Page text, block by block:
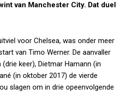
van Manchester City. Dat duel
voor Chelsea, was onder meer
van Timo Werner. De aanvaller
keer), Dietmar Hamann (in
(in oktober 2017) de vierde
slagen om in drie opeenvolgende